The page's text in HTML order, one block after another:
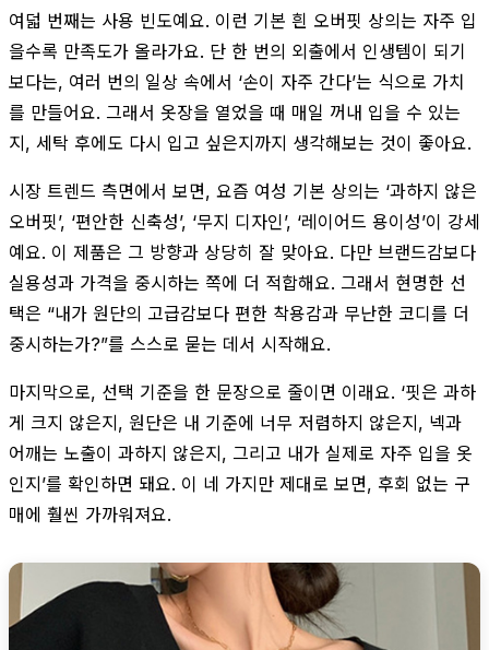
여덟 번째는 사용 빈도예요. 이런 기본 흰 오버핏 상의는 자주 입
을수록 만족도가 올라가요. 단 한 번의 외출에서 인생템이 되기
보다는, 여러 번의 일상 속에서 ‘손이 자주 간다’는 식으로 가치
를 만들어요. 그래서 옷장을 열었을 때 매일 꺼내 입을 수 있는
지, 세탁 후에도 다시 입고 싶은지까지 생각해보는 것이 좋아요.
시장 트렌드 측면에서 보면, 요즘 여성 기본 상의는 ‘과하지 않은
오버핏’, ‘편안한 신축성’, ‘무지 디자인’, ‘레이어드 용이성’이 강세
예요. 이 제품은 그 방향과 상당히 잘 맞아요. 다만 브랜드감보다
실용성과 가격을 중시하는 쪽에 더 적합해요. 그래서 현명한 선
택은 “내가 원단의 고급감보다 편한 착용감과 무난한 코디를 더
중시하는가?”를 스스로 묻는 데서 시작해요.
마지막으로, 선택 기준을 한 문장으로 줄이면 이래요. ‘핏은 과하
게 크지 않은지, 원단은 내 기준에 너무 저렴하지 않은지, 넥과
어깨는 노출이 과하지 않은지, 그리고 내가 실제로 자주 입을 옷
인지’를 확인하면 돼요. 이 네 가지만 제대로 보면, 후회 없는 구
매에 훨씬 가까워져요.